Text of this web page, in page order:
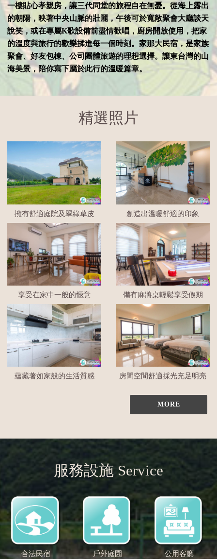
一樓貼心孝親房，讓三代同堂的旅程自在無憂。從海上露出
的朝陽，映著中央山脈的壯麗，午後可於寬敞聚會大廳談天
說笑，或在專屬K歌設備前盡情歡唱，廚房開放使用，把家
的溫度與旅行的歡樂揉進每一個時刻。家那大民宿，是家族
聚會、好友包棟、公司團體旅遊的理想選擇。讓東台灣的山
海美景，陪你寫下屬於此行的溫暖篇章。
精選照片
擁有舒適庭院及翠綠草皮 創造出溫暖舒適的印象
享受在家中一般的愜意 備有麻將桌輕鬆享受假期
蘊藏著如家般的生活質感 房間空間舒適採光充足明亮
MORE
服務設施 Service
合法民宿 戶外庭園 公用客廳